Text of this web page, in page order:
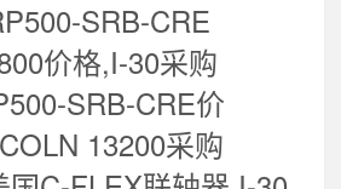
SRB-CRE
价格,I-30采购
SRB-CRE价
13200采购